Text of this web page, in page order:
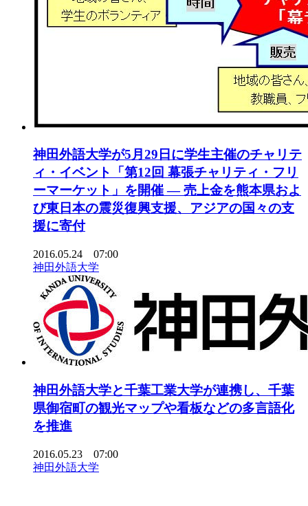
神田外語大学が5月29日に学生主催のチャリテ
ィ・イベント「第12回 幕張チャリティ・フリ
ーマーケット」を開催 — 売上金を熊本県およ
び東日本の震災復興支援、アジアの国々の支
援に寄付
2016.05.24 07:00
神田外語大学
神田外語大学と千葉工業大学が連携し、千葉
県御宿町の観光マップや看板などの多言語化
を推進
2016.05.23 07:00
神田外語大学